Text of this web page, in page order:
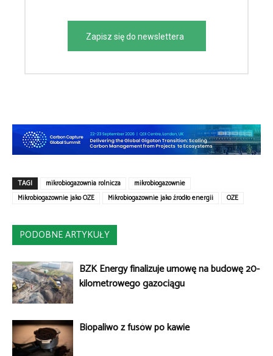
Zapisz się do newslettera
TAGI mikrobiogazownia rolnicza
mikrobiogazownie
Mikrobiogazownie jako OZE
Mikrobiogazownie jako źródło energii OZE
PODOBNE ARTYKUŁY
BZK Energy finalizuje umowę na budowę 20-
kilometrowego gazociągu
Biopaliwo z fusów po kawie